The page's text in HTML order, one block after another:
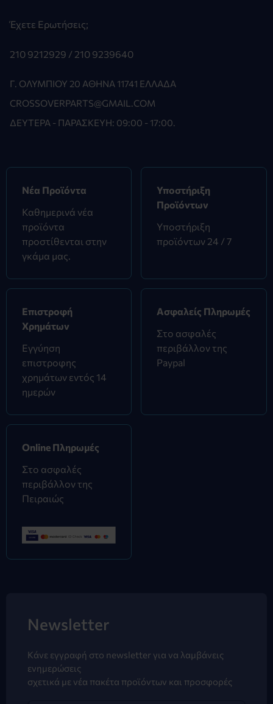
Έχετε Ερωτήσεις;
210 9212929 / 210 9239640
Γ. ΟΛΥΜΠΊΟΥ 20 ΑΘΉΝΑ 11741 ΕΛΛΆΔΑ
CROSSOVERPARTS@GMAIL.COM
ΔΕΥΤΈΡΑ - ΠΑΡΑΣΚΕΥΉ: 09:00 - 17:00.
Νέα Προϊόντα
Καθημερινά νέα
προϊόντα
προστίθενται στην
γκάμα μας.
Υποστήριξη
Προϊόντων
Υποστήριξη
προϊόντων 24 / 7
Επιστροφή
Χρημάτων
Εγγύηση
επιστροφης
χρημάτων εντός 14
ημερών
Ασφαλείς Πληρωμές
Στο ασφαλές
περιβάλλον της
Paypal
Online Πληρωμές
Στο ασφαλές
περιβάλλον της
Πειραιώς
Newsletter
Κάνε εγγραφή στο newsletter για να λαμβάνεις
ενημερώσεις
σχετικά με νέα πακέτα προϊόντων και προσφορές